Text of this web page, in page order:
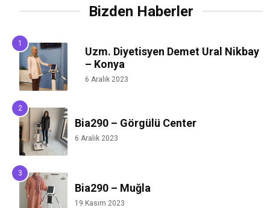
Bizden Haberler
Uzm. Diyetisyen Demet Ural Nikbay
– Konya
6 Aralık 2023
Bia290 – Görgülü Center
6 Aralık 2023
Bia290 – Muğla
19 Kasım 2023